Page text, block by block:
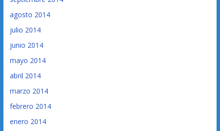
agosto 2014
julio 2014
junio 2014
mayo 2014
abril 2014
marzo 2014
febrero 2014
enero 2014